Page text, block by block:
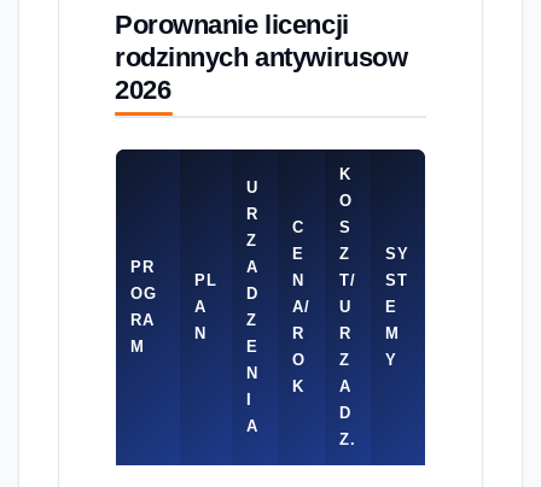
Porownanie licencji
rodzinnych antywirusow
2026
PR
OG
RA
M
PL
A
N
U
R
Z
A
D
Z
E
N
A
C
E
N
A/
R
O
K
K
O
S
Z
T/
U
R
Z
A
D
Z.
SY
ST
E
M
Y